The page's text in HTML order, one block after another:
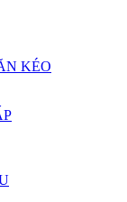
KÉO